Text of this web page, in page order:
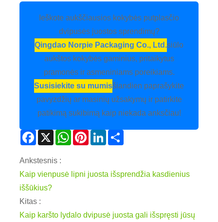
Ieškote aukščiausios kokybės putplasčio
dvipusės juostos sprendimų?
Qingdao Norpie Packaging Co., Ltd.siūlo
aukštos kokybės gaminius, pritaikytus
pramonės ir asmeniniams poreikiams.
Susisiekite su mumisšiandien paprašykite
pavyzdžių ar masinių užsakymų ir patirkite
patikimą sukibimą kaip niekada anksčiau!
Facebook
X WhatsAppPinterestLinkedIn
Ankstesnis :
Kaip vienpusė lipni juosta išsprendžia kasdienius
iššūkius?
Kitas :
Kaip karšto lydalo dvipusė juosta gali išspręsti jūsų